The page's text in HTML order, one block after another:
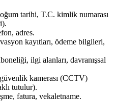
tarihi, T.C. kimlik numarası
adres.
kayıtları, ödeme bilgileri,
ilgi alanları, davranışsal
kamerası (CCTV)
tutulur).
fatura, vekaletname.